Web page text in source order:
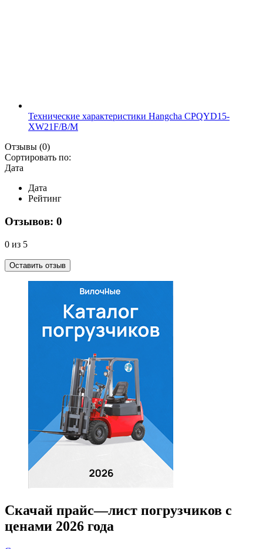
Технические характеристики Hangcha CPQYD15-
XW21F/B/M
Отзывы (0)
Сортировать по:
Дата
Дата
Рейтинг
Отзывов: 0
0 из 5
Оставить отзыв
Скачай прайс—лист погрузчиков с
ценами 2026 года